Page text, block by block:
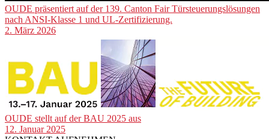
OUDE präsentiert auf der 139. Canton Fair Türsteuerungslösungen
nach ANSI-Klasse 1 und UL-Zertifizierung.
2. März 2026
OUDE stellt auf der BAU 2025 aus
12. Januar 2025